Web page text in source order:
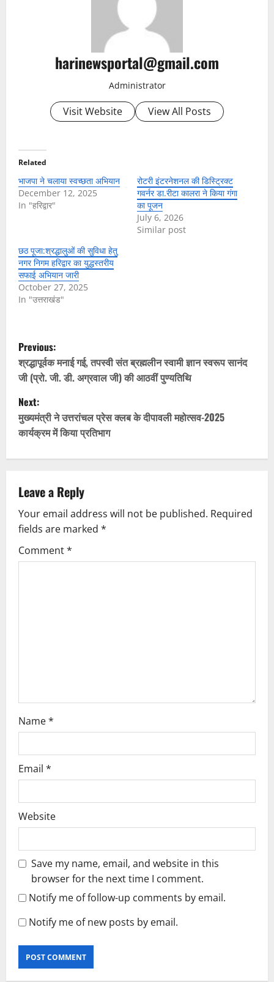
harinewsportal@gmail.com
Administrator
Visit Website View All Posts
Related
भाजपा ने चलाया स्वच्छता अभियान
December 12, 2025
In "हरिद्वार"
रोटरी इंटरनेशनल की डिस्ट्रिक्ट
गवर्नर डा.रीटा कालरा ने किया गंगा
का पूजन
July 6, 2026
Similar post
छठ पूजा:श्रद्धालुओं की सुविधा हेतु
नगर निगम हरिद्वार का युद्धस्तरीय
सफाई अभियान जारी
October 27, 2025
In "उत्तराखंड"
P
o
s
t
n
v
i
g
Previous:
श्रद्धापूर्वक मनाई गई, तपस्वी संत ब्रह्मलीन स्वामी ज्ञान स्वरूप सानंद
जी (प्रो. जी. डी. अग्रवाल जी) की आठवीं पुण्यतिथि
Next:
मुख्यमंत्री ने उत्तरांचल प्रेस क्लब के दीपावली महोत्सव-2025
कार्यक्रम में किया प्रतिभाग
Leave a Reply
Your email address will not be published. Required
fields are marked *
Comment*
Name*
Email *
Website
Save my name, email, and website in this
browser for the next time I comment.
Notify me of follow-up comments by email.
Notify me of new posts by email.